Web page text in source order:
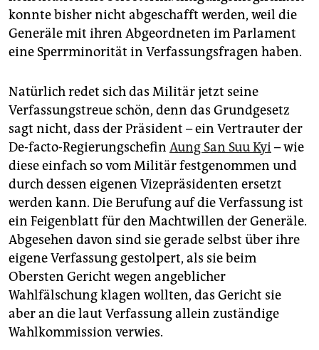
konnte bisher nicht abgeschafft werden, weil die
Generäle mit ihren Abgeordneten im Parlament
eine Sperrminorität in Verfassungsfragen haben.
Natürlich redet sich das Militär jetzt seine
Verfassungstreue schön, denn das Grundgesetz
sagt nicht, dass der Präsident – ein Vertrauter der
De-facto-Regierungschefin Aung San Suu Kyi– wie
diese einfach so vom Militär festgenommen und
durch dessen eigenen Vizepräsidenten ersetzt
werden kann. Die Berufung auf die Verfassung ist
ein Feigenblatt für den Machtwillen der Generäle.
Abgesehen davon sind sie gerade selbst über ihre
eigene Verfassung gestolpert, als sie beim
Obersten Gericht wegen angeblicher
Wahlfälschung klagen wollten, das Gericht sie
aber an die laut Verfassung allein zuständige
Wahlkommission verwies.